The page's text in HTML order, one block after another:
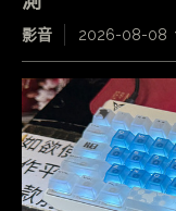
影音 2026-08-08